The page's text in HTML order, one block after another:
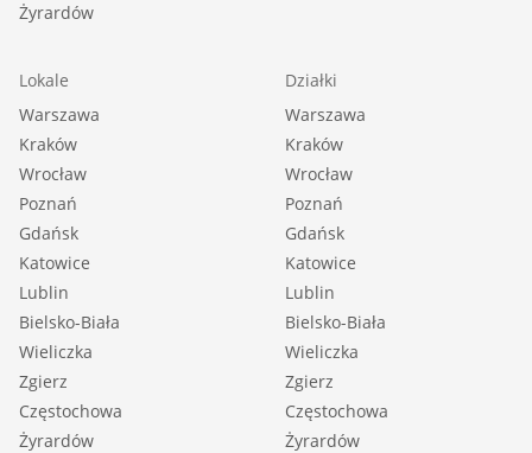
Żyrardów
Lokale
Warszawa
Kraków
Wrocław
Poznań
Gdańsk
Katowice
Lublin
Bielsko-Biała
Wieliczka
Zgierz
Częstochowa
Żyrardów
Działki
Warszawa
Kraków
Wrocław
Poznań
Gdańsk
Katowice
Lublin
Bielsko-Biała
Wieliczka
Zgierz
Częstochowa
Żyrardów